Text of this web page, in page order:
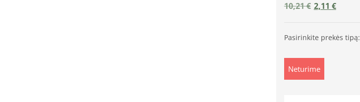
10,21€ 2,11 €
Pasirinkite prekės tipą:
Neturime